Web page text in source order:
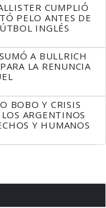
CUMPLIÓ
PELO ANTES DE
INGLÉS
A BULLRICH
LA RENUNCIA
BOBO Y CRISIS
ARGENTINOS
Y HUMANOS